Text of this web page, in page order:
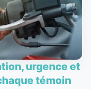
urgence et
témoin